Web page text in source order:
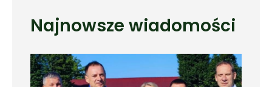
Najnowsze wiadomości